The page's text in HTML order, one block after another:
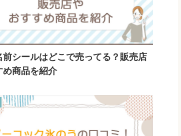
前シールはどこで売ってる？販売店
め商品を紹介